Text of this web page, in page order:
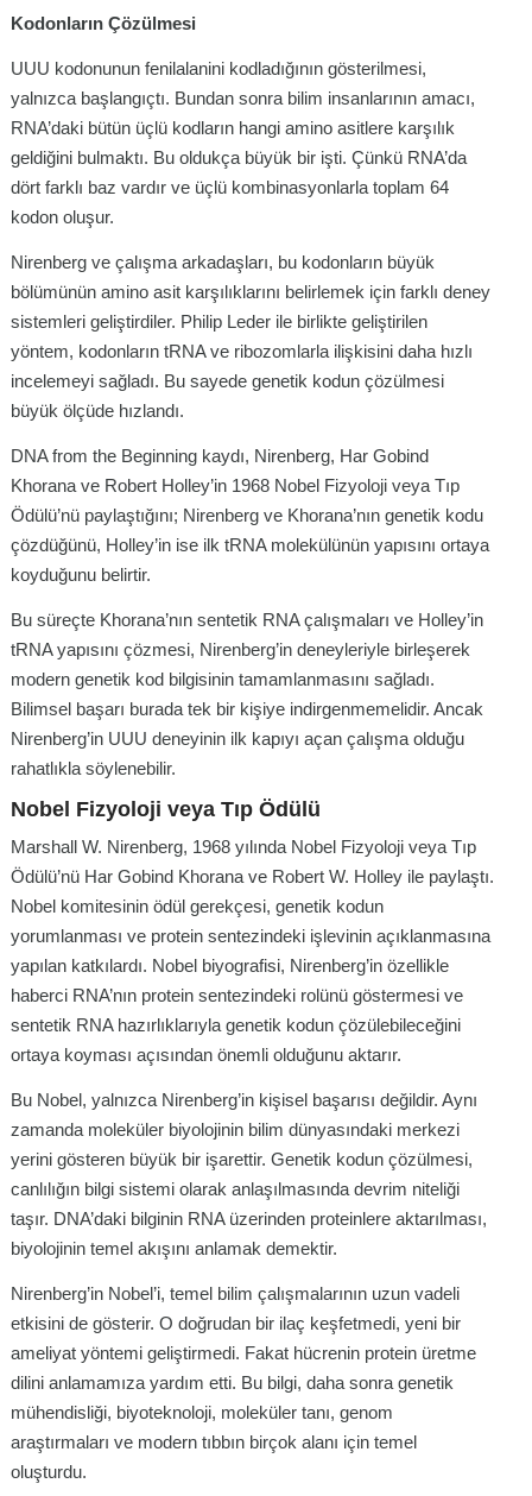
Kodonların Çözülmesi
UUU kodonunun fenilalanini kodladığının gösterilmesi,
yalnızca başlangıçtı. Bundan sonra bilim insanlarının amacı,
RNA’daki bütün üçlü kodların hangi amino asitlere karşılık
geldiğini bulmaktı. Bu oldukça büyük bir işti. Çünkü RNA’da
dört farklı baz vardır ve üçlü kombinasyonlarla toplam 64
kodon oluşur.
Nirenberg ve çalışma arkadaşları, bu kodonların büyük
bölümünün amino asit karşılıklarını belirlemek için farklı deney
sistemleri geliştirdiler. Philip Leder ile birlikte geliştirilen
yöntem, kodonların tRNA ve ribozomlarla ilişkisini daha hızlı
incelemeyi sağladı. Bu sayede genetik kodun çözülmesi
büyük ölçüde hızlandı.
DNA from the Beginning kaydı, Nirenberg, Har Gobind
Khorana ve Robert Holley’in 1968 Nobel Fizyoloji veya Tıp
Ödülü’nü paylaştığını; Nirenberg ve Khorana’nın genetik kodu
çözdüğünü, Holley’in ise ilk tRNA molekülünün yapısını ortaya
koyduğunu belirtir.
Bu süreçte Khorana’nın sentetik RNA çalışmaları ve Holley’in
tRNA yapısını çözmesi, Nirenberg’in deneyleriyle birleşerek
modern genetik kod bilgisinin tamamlanmasını sağladı.
Bilimsel başarı burada tek bir kişiye indirgenmemelidir. Ancak
Nirenberg’in UUU deneyinin ilk kapıyı açan çalışma olduğu
rahatlıkla söylenebilir.
Nobel Fizyoloji veya Tıp Ödülü
Marshall W. Nirenberg, 1968 yılında Nobel Fizyoloji veya Tıp
Ödülü’nü Har Gobind Khorana ve Robert W. Holley ile paylaştı.
Nobel komitesinin ödül gerekçesi, genetik kodun
yorumlanması ve protein sentezindeki işlevinin açıklanmasına
yapılan katkılardı. Nobel biyografisi, Nirenberg’in özellikle
haberci RNA’nın protein sentezindeki rolünü göstermesi ve
sentetik RNA hazırlıklarıyla genetik kodun çözülebileceğini
ortaya koyması açısından önemli olduğunu aktarır.
Bu Nobel, yalnızca Nirenberg’in kişisel başarısı değildir. Aynı
zamanda moleküler biyolojinin bilim dünyasındaki merkezi
yerini gösteren büyük bir işarettir. Genetik kodun çözülmesi,
canlılığın bilgi sistemi olarak anlaşılmasında devrim niteliği
taşır. DNA’daki bilginin RNA üzerinden proteinlere aktarılması,
biyolojinin temel akışını anlamak demektir.
Nirenberg’in Nobel’i, temel bilim çalışmalarının uzun vadeli
etkisini de gösterir. O doğrudan bir ilaç keşfetmedi, yeni bir
ameliyat yöntemi geliştirmedi. Fakat hücrenin protein üretme
dilini anlamamıza yardım etti. Bu bilgi, daha sonra genetik
mühendisliği, biyoteknoloji, moleküler tanı, genom
araştırmaları ve modern tıbbın birçok alanı için temel
oluşturdu.